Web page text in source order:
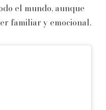
el mundo, aunque
familiar y emocional.